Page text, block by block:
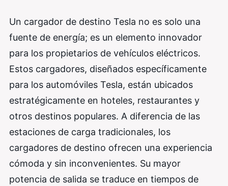
Un cargador de destino Tesla no es solo una
fuente de energía; es un elemento innovador
para los propietarios de vehículos eléctricos.
Estos cargadores, diseñados específicamente
para los automóviles Tesla, están ubicados
estratégicamente en hoteles, restaurantes y
otros destinos populares. A diferencia de las
estaciones de carga tradicionales, los
cargadores de destino ofrecen una experiencia
cómoda y sin inconvenientes. Su mayor
potencia de salida se traduce en tiempos de